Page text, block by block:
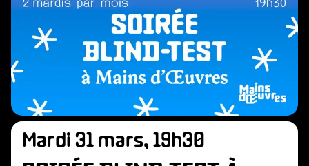
Mardi 31 mars, 19h30